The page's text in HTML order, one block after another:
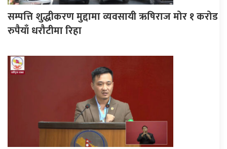
सम्पत्ति शुद्धीकरण मुद्दामा व्यवसायी ऋषिराज मोर १ करोड
रुपैयाँ धरौटीमा रिहा